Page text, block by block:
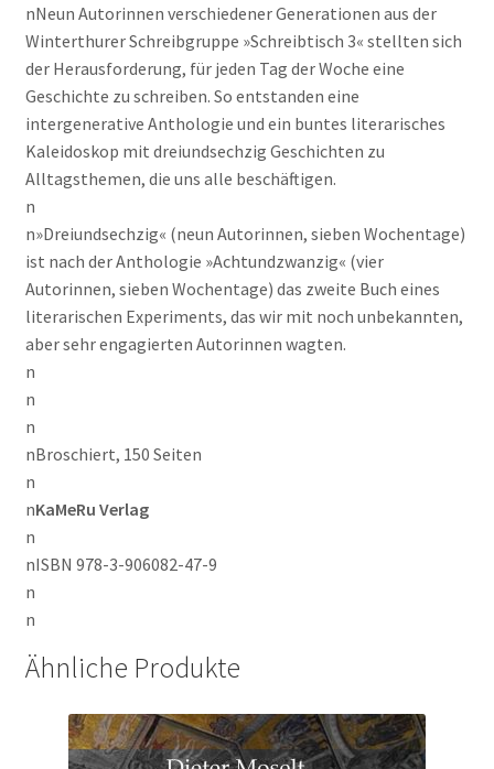
nNeun Autorinnen verschiedener Generationen aus der
Winterthurer Schreibgruppe »Schreibtisch 3« stellten sich
der Herausforderung, für jeden Tag der Woche eine
Geschichte zu schreiben. So entstanden eine
intergenerative Anthologie und ein buntes literarisches
Kaleidoskop mit dreiundsechzig Geschichten zu
Alltagsthemen, die uns alle beschäftigen.
n
n»Dreiundsechzig« (neun Autorinnen, sieben Wochentage)
ist nach der Anthologie »Achtundzwanzig« (vier
Autorinnen, sieben Wochentage) das zweite Buch eines
literarischen Experiments, das wir mit noch unbekannten,
aber sehr engagierten Autorinnen wagten.
n
n
n
nBroschiert, 150 Seiten
n
nKaMeRu Verlag
n
nISBN 978-3-906082-47-9
n
n
Ähnliche Produkte